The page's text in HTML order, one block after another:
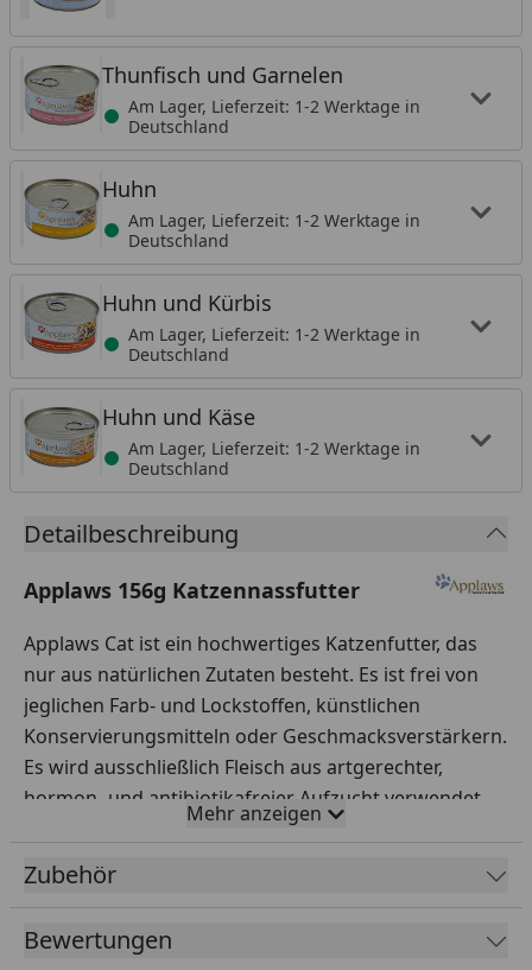
Thunfisch und Garnelen
Am Lager, Lieferzeit: 1-2 Werktage in
Deutschland
Huhn
Am Lager, Lieferzeit: 1-2 Werktage in
Deutschland
Huhn und Kürbis
Am Lager, Lieferzeit: 1-2 Werktage in
Deutschland
Huhn und Käse
Am Lager, Lieferzeit: 1-2 Werktage in
Deutschland
Detailbeschreibung
Applaws 156g Katzennassfutter
Applaws Cat ist ein hochwertiges Katzenfutter, das
nur aus natürlichen Zutaten besteht. Es ist frei von
jeglichen Farb- und Lockstoffen, künstlichen
Konservierungsmitteln oder Geschmacksverstärkern.
Es wird ausschließlich Fleisch aus artgerechter,
hormon- und antibiotikafreier Aufzucht verwendet.
Fütterungsempfehlung
2-4kg
70g
Mehr anzeigen
Zubehör
Bewertungen